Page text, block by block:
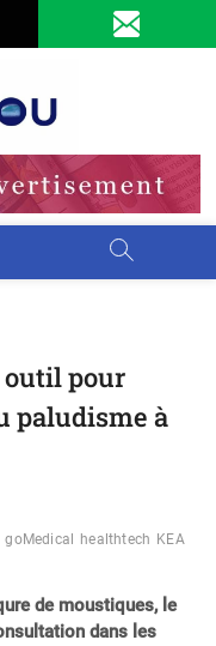
outil pour
paludisme à
goMedical healthtech KEA
de moustiques, le
dans les